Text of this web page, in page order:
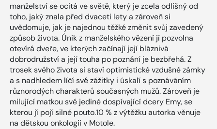
manželství se ocitá ve světě, který je zcela odlišný od
toho, jaký znala před dvaceti lety a zároveň si
uvědomuje, jak je najednou těžké změnit svůj zavedený
způsob života. Únik z manželského vězení jí pozvolna
otevírá dveře, ve kterých začínají její bláznivá
dobrodružství a její touha po poznání je bezbřehá. Z
trosek svého života si staví optimistické vzdušné zámky
a s nadhledem líčí své zážitky i úskalí s poznáváním
různorodých charakterů současných mužů. Zároveň je
milující matkou své jediné dospívající dcery Emy, se
kterou jí pojí silné pouto.10 % z výtěžku autorka věnuje
na dětskou onkologii v Motole.